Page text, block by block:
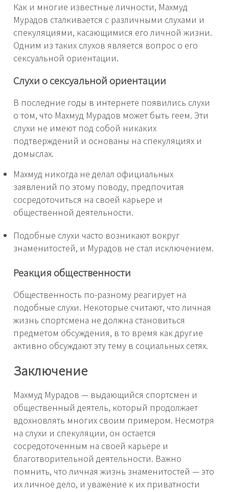
Как и многие известные личности, Махмуд
Мурадов сталкивается с различными слухами и
спекуляциями, касающимися его личной жизни.
Одним из таких слухов является вопрос о его
сексуальной ориентации.
Слухи о сексуальной ориентации
В последние годы в интернете появились слухи
о том, что Махмуд Мурадов может быть геем. Эти
слухи не имеют под собой никаких
подтверждений и основаны на спекуляциях и
домыслах.
Махмуд никогда не делал официальных
заявлений по этому поводу, предпочитая
сосредоточиться на своей карьере и
общественной деятельности.
Подобные слухи часто возникают вокруг
знаменитостей, и Мурадов не стал исключением.
Реакция общественности
Общественность по-разному реагирует на
подобные слухи. Некоторые считают, что личная
жизнь спортсмена не должна становиться
предметом обсуждения, в то время как другие
активно обсуждают эту тему в социальных сетях.
Заключение
Махмуд Мурадов — выдающийся спортсмен и
общественный деятель, который продолжает
вдохновлять многих своим примером. Несмотря
на слухи и спекуляции, он остается
сосредоточенным на своей карьере и
благотворительной деятельности. Важно
помнить, что личная жизнь знаменитостей — это
их личное дело, и уважение к их приватности